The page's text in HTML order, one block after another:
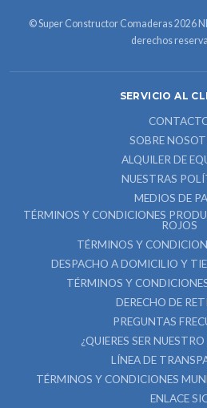
© Super Constructor Comaderas 2026
derechos
SERVICIO AL
SOBRE
ALQUILER DE
NUESTRAS
MEDIOS DE
TÉRMINOS Y CONDICIONES
ROJOS
TÉRMINOS Y
DESPACHO A DOMICILIO Y
TÉRMINOS Y
DERECHO DE
PREGUNTAS
¿QUIERES SER
LÍNEA DE
TÉRMINOS Y CONDICIONES
ENLACE